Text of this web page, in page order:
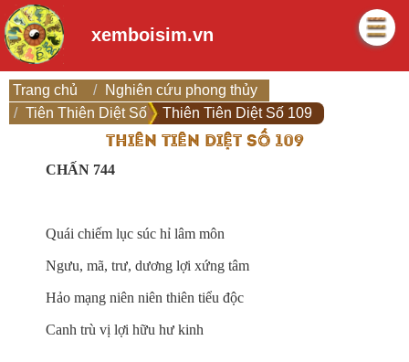
xemboisim.vn
Trang chủ
Nghiên cứu phong thủy
Tiên Thiên Diệt Số
Thiên Tiên Diệt Số 109
THIÊN TIÊN DIỆT SỐ 109
CHẤN 744
Quái chiếm lục súc hỉ lâm môn
Ngưu, mã, trư, dương lợi xứng tâm
Hảo mạng niên niên thiên tiểu độc
Canh trù vị lợi hữu hư kinh